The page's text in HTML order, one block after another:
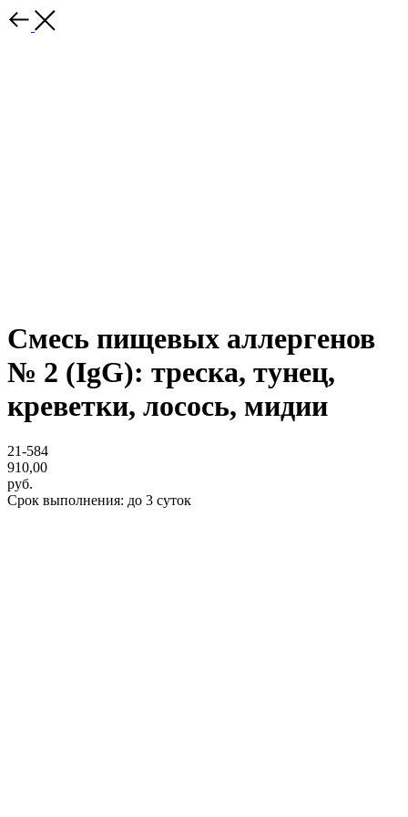
Смесь пищевых аллергенов
№ 2 (IgG): треска, тунец,
креветки, лосось, мидии
21-584
910,00
руб.
Срок выполнения: до 3 суток